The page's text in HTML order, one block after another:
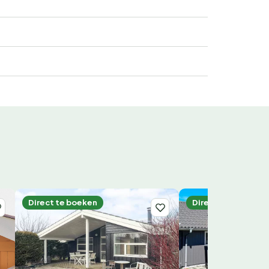
Direct te boeken Direct te boeken